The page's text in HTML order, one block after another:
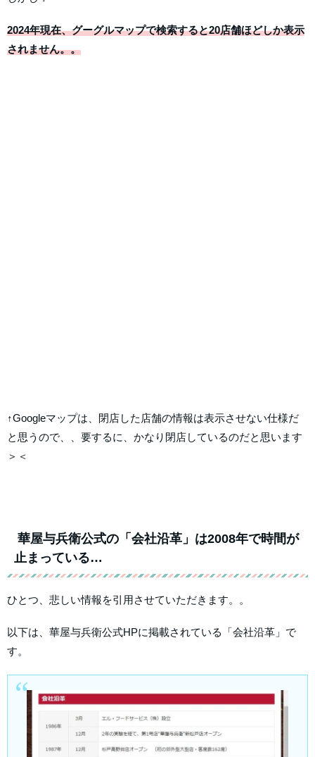
2024年現在、グーグルマップで検索すると20店舗ほどしか表示
されません。。
↑Googleマップは、閉店した店舗の情報は表示させない仕様だ
と思うので、、要するに、かなり閉店しているのだと思います
＞＜
華屋与兵衛公式の「会社沿革」は2008年で時間が
止まっている…
ひとつ、悲しい情報を引用させていただきます。。
以下は、華屋与兵衛公式HPに掲載されている「会社沿革」で
す。